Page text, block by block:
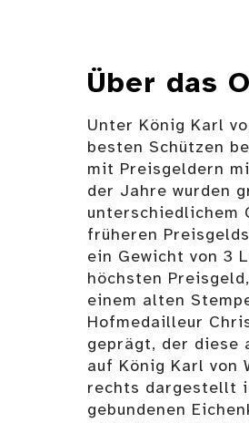
Über das
Unter König Karl
besten Schützen
mit Preisgeldern
der Jahre wurden
unterschiedlichem
früheren
ein Gewicht von 3
höchsten
einem alten
Hofmedailleur
geprägt, der diese
auf König Karl von
rechts dargestellt
gebundenen